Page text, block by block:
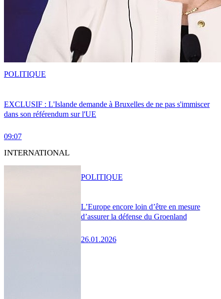
EXCLUSIF : L'Islande demande à Bruxelles de ne pas s'immiscer
dans son référendum sur l'UE
09:07
POLITIQUE
INTERNATIONAL
L’Europe encore loin d’être en mesure
d’assurer la défense du Groenland
26.01.2026
POLITIQUE